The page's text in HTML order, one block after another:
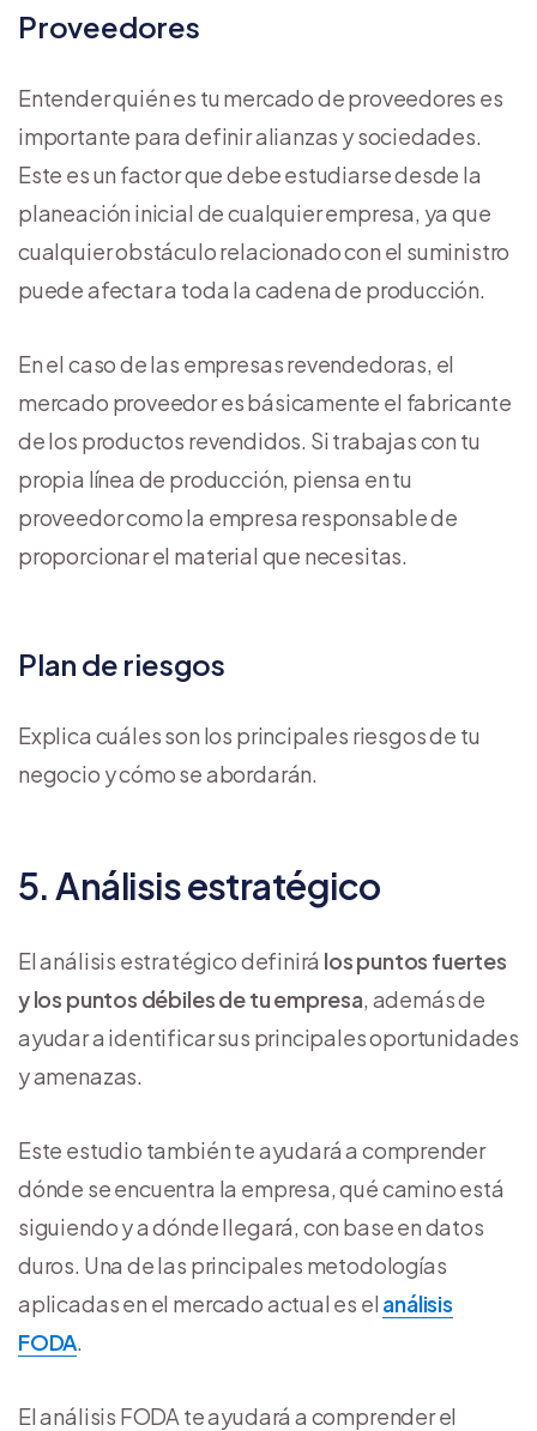
Proveedores
Entender quién es tu mercado de proveedores es
importante para definir alianzas y sociedades.
Este es un factor que debe estudiarse desde la
planeación inicial de cualquier empresa, ya que
cualquier obstáculo relacionado con el suministro
puede afectar a toda la cadena de producción.
En el caso de las empresas revendedoras, el
mercado proveedor es básicamente el fabricante
de los productos revendidos. Si trabajas con tu
propia línea de producción, piensa en tu
proveedor como la empresa responsable de
proporcionar el material que necesitas.
Plan de riesgos
Explica cuáles son los principales riesgos de tu
negocio y cómo se abordarán.
5. Análisis estratégico
El análisis estratégico definirá los puntos fuertes
y los puntos débiles de tu empresa, además de
ayudar a identificar sus principales oportunidades
y amenazas.
Este estudio también te ayudará a comprender
dónde se encuentra la empresa, qué camino está
siguiendo y a dónde llegará, con base en datos
duros. Una de las principales metodologías
aplicadas en el mercado actual es el análisis
FODA.
El análisis FODA te ayudará a comprender el